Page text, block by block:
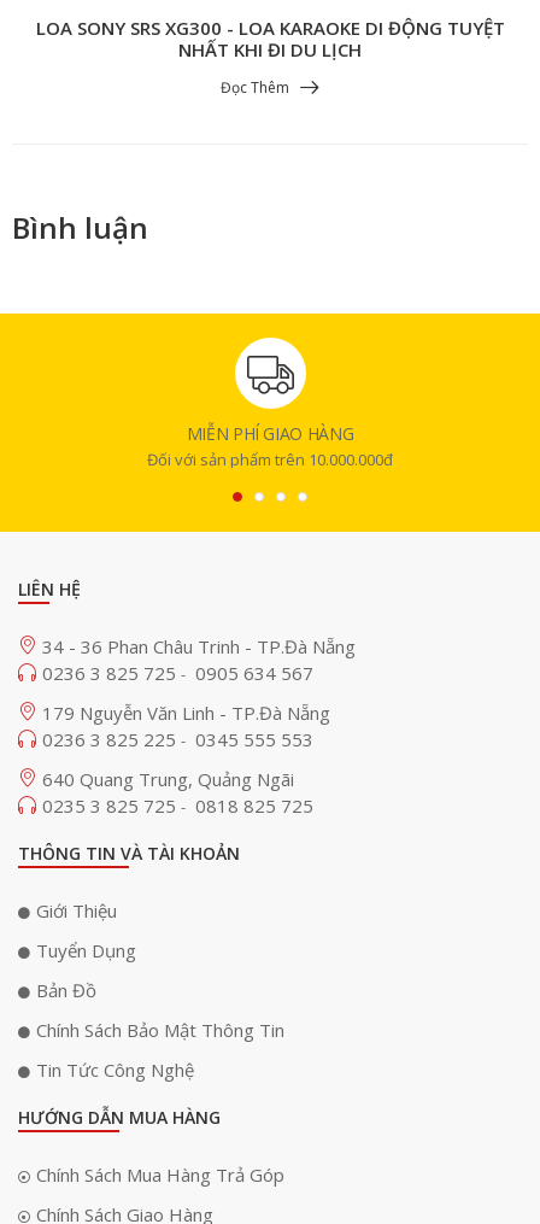
LOA SONY SRS XG300 - LOA KARAOKE DI ĐỘNG TUYỆT
NHẤT KHI ĐI DU LỊCH
Đọc Thêm
Bình luận
MIỄN PHÍ GIAO HÀNG
Đối với sản phẩm trên 10.000.000đ
LIÊN HỆ
34 - 36 Phan Châu Trinh - TP.Đà Nẵng
0236 3 825 725 - 0905 634 567
179 Nguyễn Văn Linh - TP.Đà Nẵng
0236 3 825 225 - 0345 555 553
640 Quang Trung, Quảng Ngãi
0235 3 825 725 - 0818 825 725
THÔNG TIN VÀ TÀI KHOẢN
Giới Thiệu
Tuyển Dụng
Bản Đồ
Chính Sách Bảo Mật Thông Tin
Tin Tức Công Nghệ
HƯỚNG DẪN MUA HÀNG
Chính Sách Mua Hàng Trả Góp
Chính Sách Giao Hàng